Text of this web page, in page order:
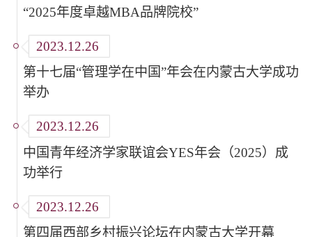
“2025年度卓越MBA品牌院校”
2023.12.26
第十七届“管理学在中国”年会在内蒙古大学成功
举办
2023.12.26
中国青年经济学家联谊会YES年会（2025）成
功举行
2023.12.26
第四届西部乡村振兴论坛在内蒙古大学开幕